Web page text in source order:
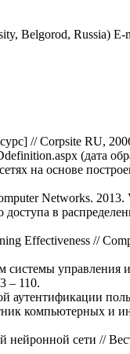
Belgorod, Russia) E-
// Corpsite RU,
(дата
на основе
Networks. 2013.
в
Effectiveness //
системы
– 110.
компьютерных и
нейронной сети //